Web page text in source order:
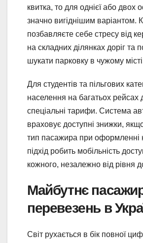
квитка, то для однієї або двох
значно вигіднішим варіантом.
позбавляєте себе стресу від
на складних ділянках доріг та
шукати парковку в чужому
Для студентів та пільгових
населення на багатьох рейсах
спеціальні тарифи. Система
враховує доступні знижки,
тип пасажира при оформленні
підхід робить мобільність
кожного, незалежно від рівня
Майбутнє
перевезень в
Світ рухається в бік повної